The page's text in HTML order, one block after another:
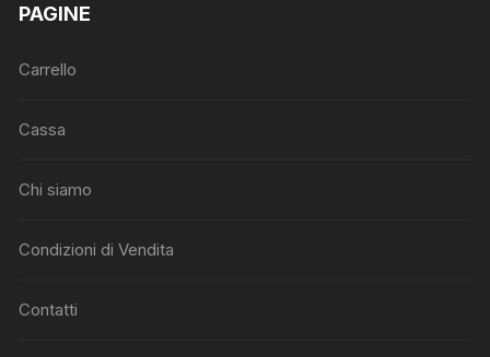
PAGINE
Carrello
Cassa
Chi siamo
Condizioni di Vendita
Contatti